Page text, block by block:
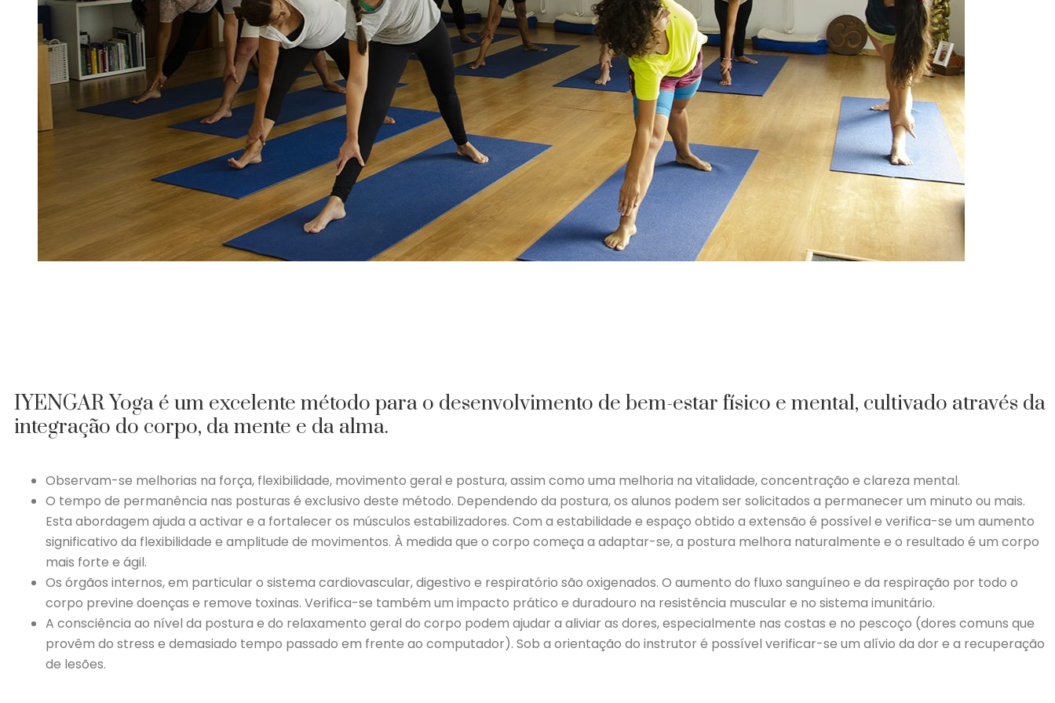
IYENGAR Yoga é um excelente método para o desenvolvimento de bem-estar físico e mental, cultivado através da
integração do corpo, da mente e da alma.
Observam-se melhorias na força, flexibilidade, movimento geral e postura, assim como uma melhoria na vitalidade, concentração e clareza mental.
O tempo de permanência nas posturas é exclusivo deste método. Dependendo da postura, os alunos podem ser solicitados a permanecer um minuto ou mais.
Esta abordagem ajuda a activar e a fortalecer os músculos estabilizadores. Com a estabilidade e espaço obtido a extensão é possível e verifica-se um aumento
significativo da flexibilidade e amplitude de movimentos. À medida que o corpo começa a adaptar-se, a postura melhora naturalmente e o resultado é um corpo
mais forte e ágil.
Os órgãos internos, em particular o sistema cardiovascular, digestivo e respiratório são oxigenados. O aumento do fluxo sanguíneo e da respiração por todo o
corpo previne doenças e remove toxinas. Verifica-se também um impacto prático e duradouro na resistência muscular e no sistema imunitário.
A consciência ao nível da postura e do relaxamento geral do corpo podem ajudar a aliviar as dores, especialmente nas costas e no pescoço (dores comuns que
provêm do stress e demasiado tempo passado em frente ao computador). Sob a orientação do instrutor é possível verificar-se um alívio da dor e a recuperação
de lesões.